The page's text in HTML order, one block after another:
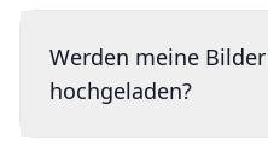
Werden meine
hochgeladen?